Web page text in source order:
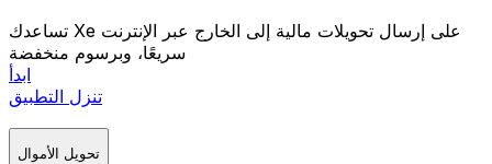
تساعدك Xe على إرسال تحويلات مالية إلى الخارج عبر الإنترنت
سريعًا، وبرسوم منخفضة
ابدأ
تنزل التطبيق
تحويل الأموال